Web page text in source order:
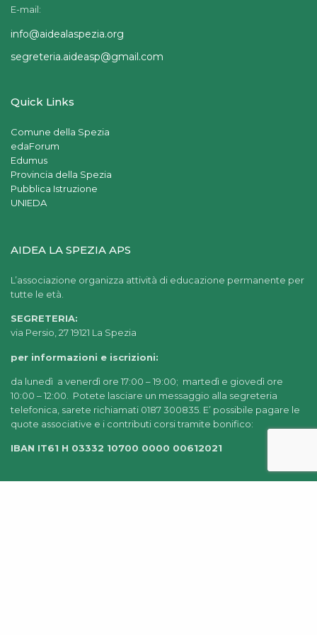
E-mail:
info@aidealaspezia.org
segreteria.aideasp@gmail.com
Quick Links
Comune della Spezia
edaForum
Edumus
Provincia della Spezia
Pubblica Istruzione
UNIEDA
AIDEA LA SPEZIA APS
L’associazione organizza attività di educazione permanente per
tutte le età.
SEGRETERIA:
via Persio, 27 19121 La Spezia
per informazioni e iscrizioni:
da lunedì a venerdì ore 17:00 – 19:00; martedì e giovedì ore
10:00 – 12:00. Potete lasciare un messaggio alla segreteria
telefonica, sarete richiamati 0187 300835. E’ possibile pagare le
quote associative e i contributi corsi tramite bonifico:
IBAN IT61 H 03332 10700 0000 00612021